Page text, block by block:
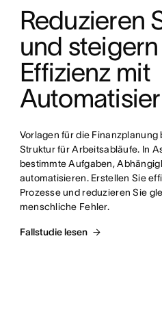
Reduzieren
und
Effizienz mit
Vorlagen für die
Struktur für Arbeitsabläufe. In
bestimmte Aufgaben,
automatisieren. Erstellen Sie
Prozesse und reduzieren Sie
menschliche Fehler.
Fallstudie lesen